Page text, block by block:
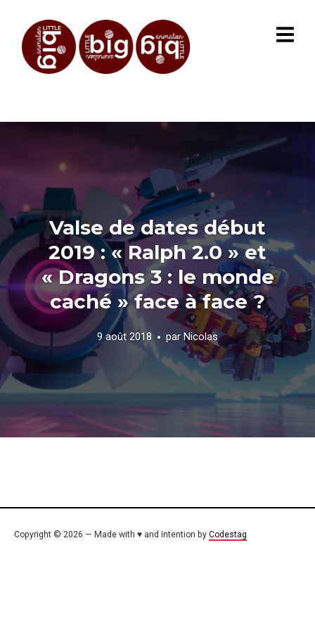
Valse de dates début
2019 : « Ralph 2.0 » et
« Dragons 3 : le monde
caché » face à face ?
9 août 2018 par Nicolas
Copyright © 2026 — Made with ♥ and intention by Codestag